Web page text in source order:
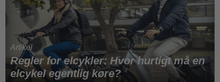
Regler for elcykler: Hvor hurtigt må en
elcykel egentlig køre?